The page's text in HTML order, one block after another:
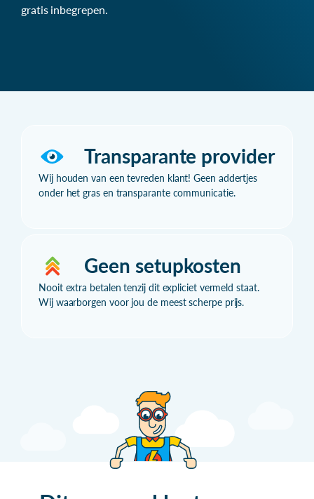
gratis inbegrepen.
Transparante provider
Wij houden van een tevreden klant! Geen addertjes
onder het gras en transparante communicatie.
Geen setupkosten
Nooit extra betalen tenzij dit expliciet vermeld staat.
Wij waarborgen voor jou de meest scherpe prijs.